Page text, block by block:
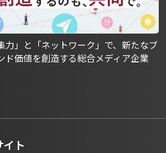
力」と「ネットワーク」で、新たなブ
ド価値を創造する総合メディア企業
ト